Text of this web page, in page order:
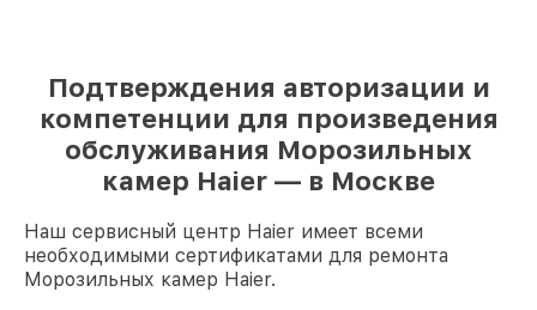
Подтверждения авторизации и
компетенции для произведения
обслуживания Морозильных
камер Haier — в Москве
Наш сервисный центр Haier имеет всеми
необходимыми сертификатами для ремонта
Морозильных камер Haier.